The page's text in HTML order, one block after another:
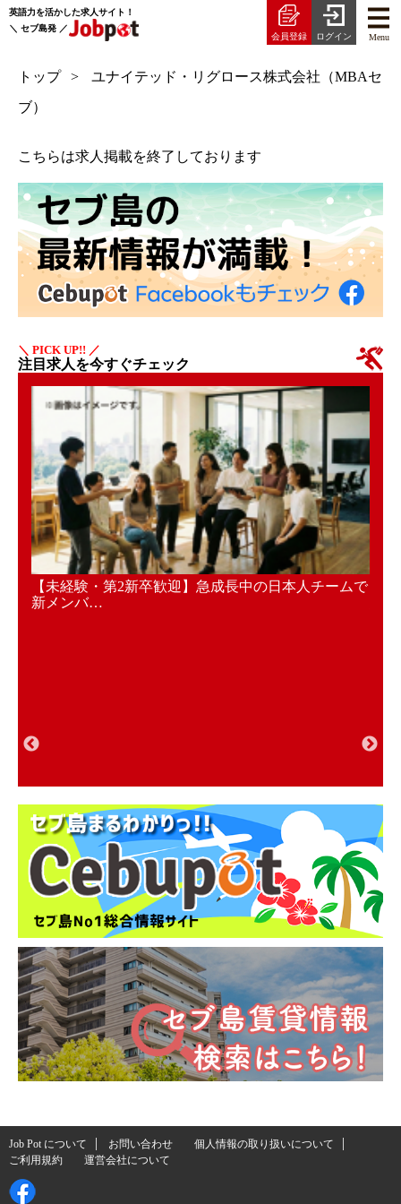
＼ セブ島発 ／
英語力を活かした求人サイト！
Menu
会員登録 ログイン
トップ
ユナイテッド・リグロース株式会社（MBAセ
ブ）
こちらは求人掲載を終了しております
＼ PICK UP!! ／
注目求人を今すぐチェック
【未経験・第2新卒歓迎】急成長中の日本人チームで
新メンバ…
Job Pot について お問い合わせ
個人情報の取り扱いについて
ご利用規約
運営会社について